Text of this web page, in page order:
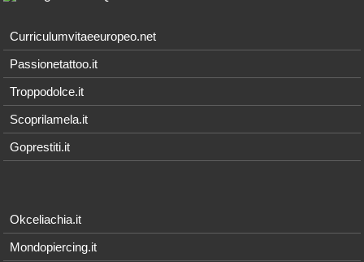
Curriculumvitaeeuropeo.net
Passionetattoo.it
Troppodolce.it
Scoprilamela.it
Goprestiti.it
Okceliachia.it
Mondopiercing.it